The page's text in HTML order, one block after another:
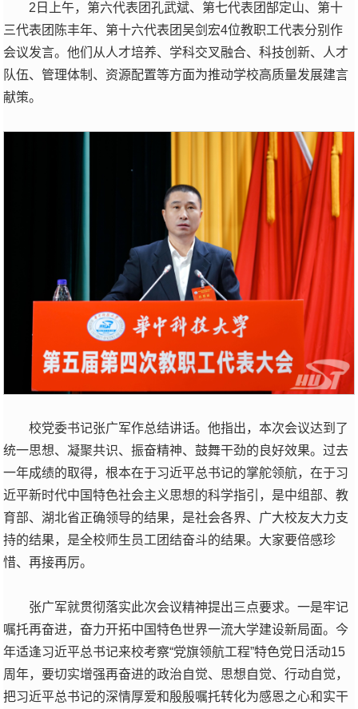
2日上午，第六代表团孔武斌、第七代表团郜定山、第十
三代表团陈丰年、第十六代表团吴剑宏4位教职工代表分别作
会议发言。他们从人才培养、学科交叉融合、科技创新、人才
队伍、管理体制、资源配置等方面为推动学校高质量发展建言
献策。
校党委书记张广军作总结讲话。他指出，本次会议达到了
统一思想、凝聚共识、振奋精神、鼓舞干劲的良好效果。过去
一年成绩的取得，根本在于习近平总书记的掌舵领航，在于习
近平新时代中国特色社会主义思想的科学指引，是中组部、教
育部、湖北省正确领导的结果，是社会各界、广大校友大力支
持的结果，是全校师生员工团结奋斗的结果。大家要倍感珍
惜、再接再厉。
张广军就贯彻落实此次会议精神提出三点要求。一是牢记
嘱托再奋进，奋力开拓中国特色世界一流大学建设新局面。今
年适逢习近平总书记来校考察“党旗领航工程”特色党日活动15
周年，要切实增强再奋进的政治自觉、思想自觉、行动自觉，
把习近平总书记的深情厚爱和殷殷嘱托转化为感恩之心和实干